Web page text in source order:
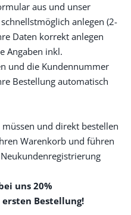
aus und unser
anlegen (2-
Daten korrekt anlegen
Angaben inkl.
und die Kundennummer
Bestellung automatisch
und direkt bestellen
Warenkorb und führen
uns 20%
Bestellung!